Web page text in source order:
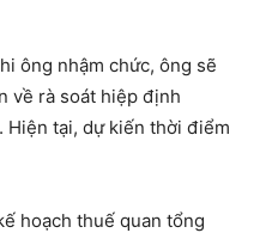
ông nhậm chức, ông sẽ
về rà soát hiệp định
Hiện tại, dự kiến thời điểm
hoạch thuế quan tổng